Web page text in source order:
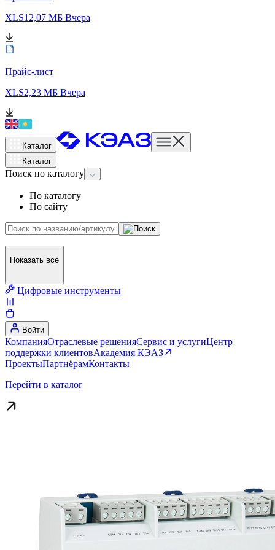
XLS12,07 МБ Вчера
Прайс-лист
XLS2,23 МБ Вчера
Каталог
Каталог
Поиск по каталогу
По каталогу
По сайту
Показать все
Цифровые инструменты
Войти
КомпанияОтраслевые решенияСервис и услугиЦентр
поддержки клиентовАкадемия КЭАЗ
ПроектыПартнёрамКонтакты
Перейти в каталог